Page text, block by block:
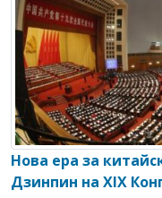
Нова ера за
Дзинпин на XIX